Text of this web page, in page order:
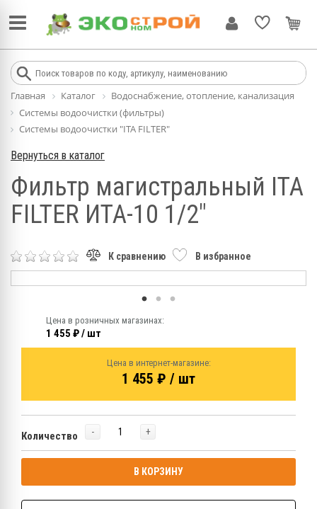
Главная Каталог
Водоснабжение, отопление, канализация
Системы водоочистки (фильтры)
Системы водоочистки "ITA FILTER"
Вернуться в каталог
Фильтр магистральный ITA
FILTER ИТА-10 1/2"
К сравнению В избранное
Цена в розничных магазинах:
1 455 ₽ / шт
Цена в интернет-магазине:
1 455 ₽ / шт
Количество - +
В КОРЗИНУ